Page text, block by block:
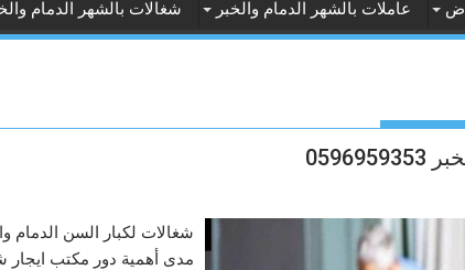
عاملات بالشهر الدمام والخبر شغالات بالشهر الدمام
شغالات لكبار السن الدمام
مدى أهمية دور مكتب ايجار